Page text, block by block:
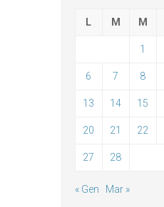
L M M
1
6 7 8
13 14 15
20 21 22
27 28
« Gen Mar »